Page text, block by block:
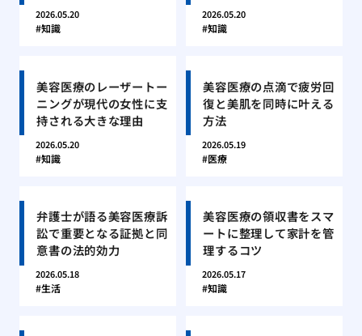
2026.05.20
知識
2026.05.20
知識
美容医療のレーザートー
ニングが現代の女性に支
持される大きな理由
2026.05.20
知識
美容医療の点滴で疲労回
復と美肌を同時に叶える
方法
2026.05.19
医療
弁護士が語る美容医療訴
訟で重要となる証拠と同
意書の法的効力
2026.05.18
生活
美容医療の領収書をスマ
ートに整理して家計を管
理するコツ
2026.05.17
知識